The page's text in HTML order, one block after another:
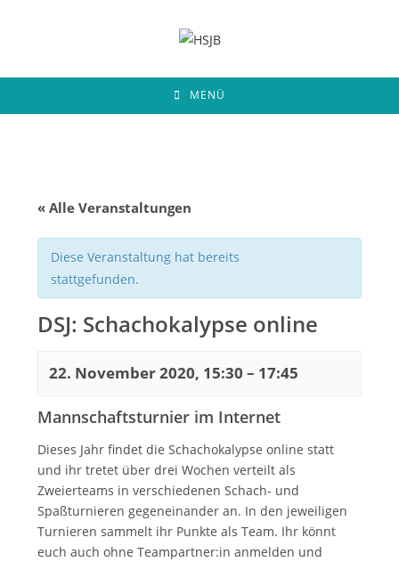
MENÜ
« Alle Veranstaltungen
Diese Veranstaltung hat bereits
stattgefunden.
DSJ: Schachokalypse online
22. November 2020, 15:30 – 17:45
Mannschaftsturnier im Internet
Dieses Jahr findet dieSchachokalypse online statt
und ihr tretet über drei Wochen verteilt als
Zweierteams in verschiedenen Schach- und
Spaßturnieren gegeneinander an. In den jeweiligen
Turnieren sammelt ihr Punkte als Team. Ihr könnt
euch auch ohne Teampartner:in anmelden und